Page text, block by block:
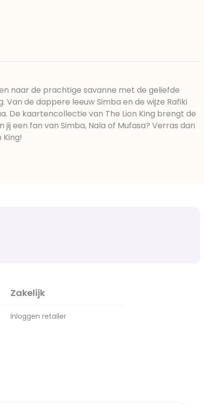
naar de prachtige savanne met de geliefde
Van de dappere leeuw Simba en de wijze Rafiki
De kaartencollectie van The Lion King brengt de
een fan van Simba, Nala of Mufasa? Verras dan
King!
Zakelijk
Inloggen retailer